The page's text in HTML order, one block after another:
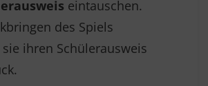
eintauschen.
des Spiels
ihren Schülerausweis